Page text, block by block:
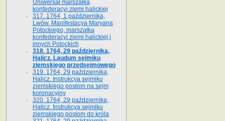
Uniwersał marszałka
konfederacyi ziemi halickiej
317. 1764, 1 października,
Lwów. Manifestacya Maryana
Potockiego, marszałka
konfederacyi ziemi halickiej i
innych Potockich
318. 1764, 29 października,
Halicz. Laudum sejmiku
ziemskiego przedsejmowego
319. 1764, 29 października,
Halicz. Instrukcya sejmiku
ziemskiego posłom na sejm
koronacyjny
320. 1764, 29 października,
Halicz. Instrukcya sejmiku
ziemskiego posłom do króla